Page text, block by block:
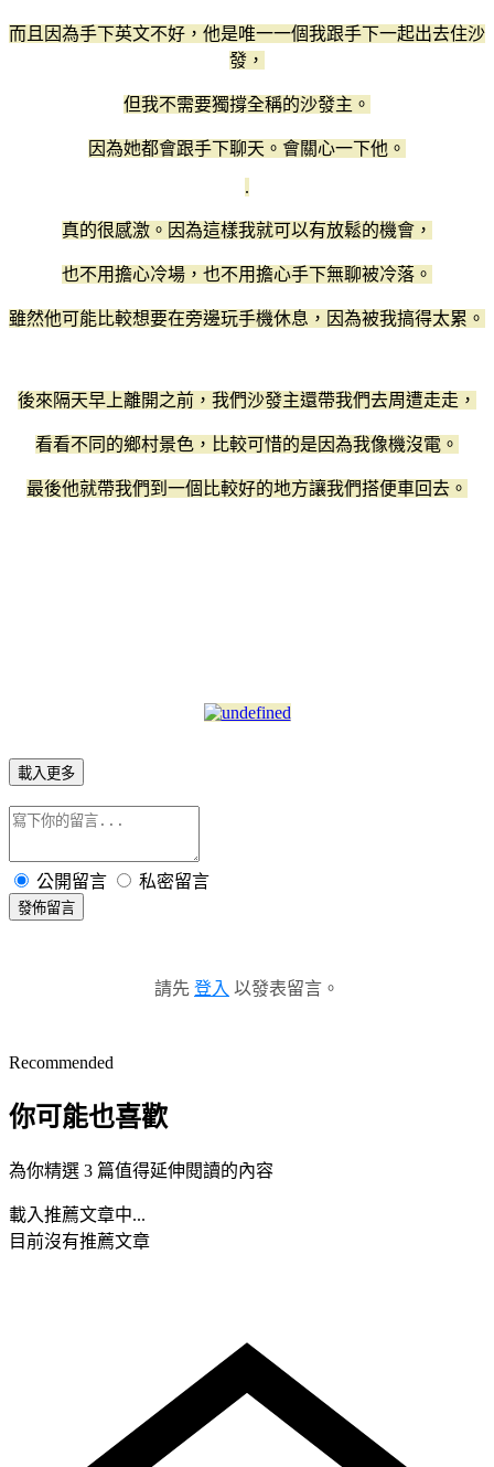
而且因為手下英文不好，他是唯一一個我跟手下一起出去住沙
發，
但我不需要獨撐全稱的沙發主。
因為她都會跟手下聊天。會關心一下他。
.
真的很感激。因為這樣我就可以有放鬆的機會，
也不用擔心冷場，也不用擔心手下無聊被冷落。
雖然他可能比較想要在旁邊玩手機休息，因為被我搞得太累。
後來隔天早上離開之前，我們沙發主還帶我們去周遭走走，
看看不同的鄉村景色，比較可惜的是因為我像機沒電。
最後他就帶我們到一個比較好的地方讓我們搭便車回去。
載入更多
公開留言 私密留言
發佈留言
請先 登入 以發表留言。
Recommended
你可能也喜歡
為你精選 3 篇值得延伸閱讀的內容
載入推薦文章中...
目前沒有推薦文章